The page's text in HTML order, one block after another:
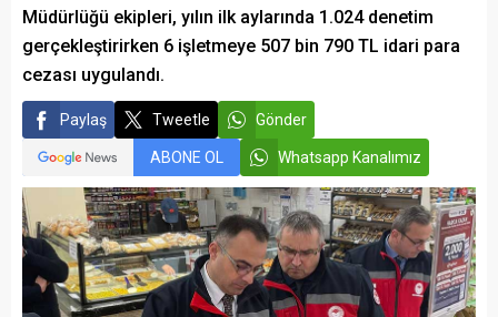
Müdürlüğü ekipleri, yılın ilk aylarında 1.024 denetim
gerçekleştirirken 6 işletmeye 507 bin 790 TL idari para
cezası uygulandı.
Paylaş Tweetle Gönder
ABONE OL Whatsapp Kanalımız